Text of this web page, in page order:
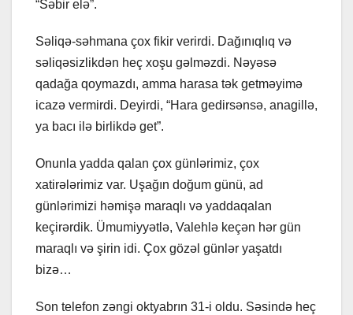
“Səbir elə”.
Səliqə-səhmana çox fikir verirdi. Dağınıqlıq və
səliqəsizlikdən heç xoşu gəlməzdi. Nəyəsə
qadağa qoymazdı, amma harasa tək getməyimə
icazə vermirdi. Deyirdi, “Hara gedirsənsə, anagillə,
ya bacı ilə birlikdə get”.
Onunla yadda qalan çox günlərimiz, çox
xatirələrimiz var. Uşağın doğum günü, ad
günlərimizi həmişə maraqlı və yaddaqalan
keçirərdik. Ümumiyyətlə, Valehlə keçən hər gün
maraqlı və şirin idi. Çox gözəl günlər yaşatdı
bizə…
Son telefon zəngi oktyabrın 31-i oldu. Səsində heç